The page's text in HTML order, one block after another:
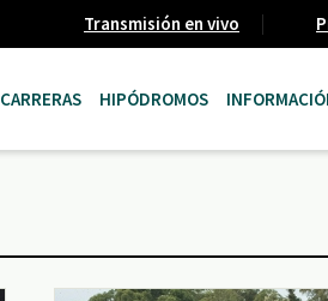
Transmisión en vivo
CARRERAS HIPÓDROMOS